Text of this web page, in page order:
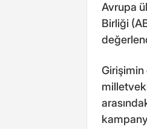
Avrupa
Birliği
Girişimin